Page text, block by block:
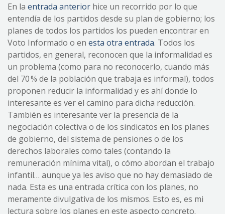
En la entrada anterior hice un recorrido por lo que
entendía de los partidos desde su plan de gobierno; los
planes de todos los partidos los pueden encontrar en
Voto Informado o en esta otra entrada. Todos los
partidos, en general, reconocen que la informalidad es
un problema (como para no reconocerlo, cuando más
del 70 % de la población que trabaja es informal), todos
proponen reducir la informalidad y es ahí donde lo
interesante es ver el camino para dicha reducción.
También es interesante ver la presencia de la
negociación colectiva o de los sindicatos en los planes
de gobierno, del sistema de pensiones o de los
derechos laborales como tales (contando la
remuneración mínima vital), o cómo abordan el trabajo
infantil… aunque ya les aviso que no hay demasiado de
nada. Esta es una entrada crítica con los planes, no
meramente divulgativa de los mismos. Esto es, es mi
lectura sobre los planes en este aspecto concreto.